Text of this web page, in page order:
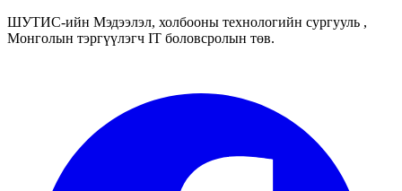
ШУТИС-ийн Мэдээлэл, холбооны технологийн сургууль ,
Монголын тэргүүлэгч IT боловсролын төв.